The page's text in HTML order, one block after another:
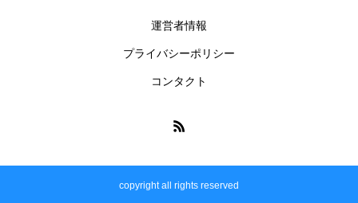
運営者情報
プライバシーポリシー
コンタクト
copyright all rights reserved